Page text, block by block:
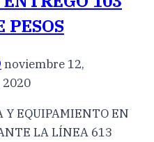
PESOS
noviembre 12,
Y EQUIPAMIENTO EN
LA LÍNEA 613